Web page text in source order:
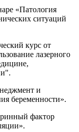
«Патология
ситуаций
курс от
лазерного
и
беременности».
фактор